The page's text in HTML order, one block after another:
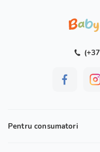
Pentru consumatori